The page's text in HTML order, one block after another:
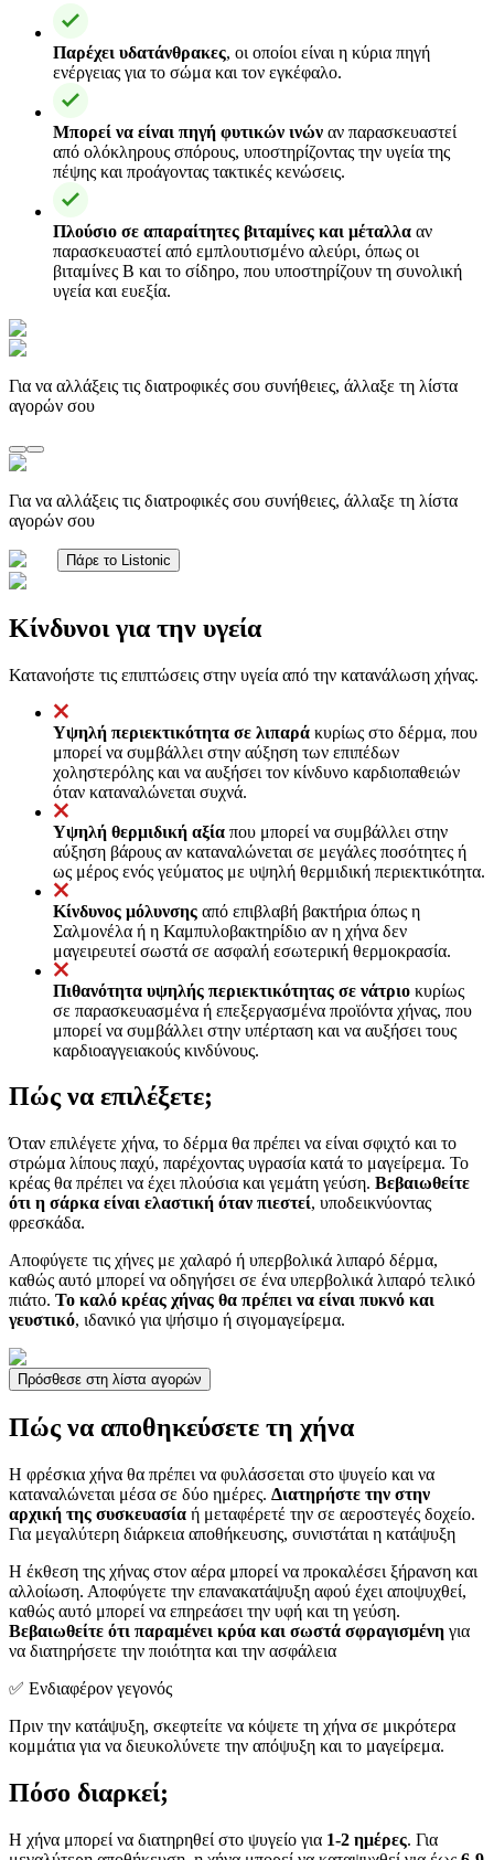
Παρέχει υδατάνθρακες, οι οποίοι είναι η κύρια πηγή
ενέργειας για το σώμα και τον εγκέφαλο.
Μπορεί να είναι πηγή φυτικών ινών αν παρασκευαστεί
από ολόκληρους σπόρους, υποστηρίζοντας την υγεία της
πέψης και προάγοντας τακτικές κενώσεις.
Πλούσιο σε απαραίτητες βιταμίνες και μέταλλα αν
παρασκευαστεί από εμπλουτισμένο αλεύρι, όπως οι
βιταμίνες B και το σίδηρο, που υποστηρίζουν τη συνολική
υγεία και ευεξία.
Για να αλλάξεις τις διατροφικές σου συνήθειες, άλλαξε τη λίστα
αγορών σου
Για να αλλάξεις τις διατροφικές σου συνήθειες, άλλαξε τη λίστα
αγορών σου
Πάρε το Listonic
Κίνδυνοι για την υγεία
Κατανοήστε τις επιπτώσεις στην υγεία από την κατανάλωση χήνας.
Υψηλή περιεκτικότητα σε λιπαρά κυρίως στο δέρμα, που
μπορεί να συμβάλλει στην αύξηση των επιπέδων
χοληστερόλης και να αυξήσει τον κίνδυνο καρδιοπαθειών
όταν καταναλώνεται συχνά.
Υψηλή θερμιδική αξία που μπορεί να συμβάλλει στην
αύξηση βάρους αν καταναλώνεται σε μεγάλες ποσότητες ή
ως μέρος ενός γεύματος με υψηλή θερμιδική περιεκτικότητα.
Κίνδυνος μόλυνσης από επιβλαβή βακτήρια όπως η
Σαλμονέλα ή η Καμπυλοβακτηρίδιο αν η χήνα δεν
μαγειρευτεί σωστά σε ασφαλή εσωτερική θερμοκρασία.
Πιθανότητα υψηλής περιεκτικότητας σε νάτριο κυρίως
σε παρασκευασμένα ή επεξεργασμένα προϊόντα χήνας, που
μπορεί να συμβάλλει στην υπέρταση και να αυξήσει τους
καρδιοαγγειακούς κινδύνους.
Πώς να επιλέξετε;
Όταν επιλέγετε χήνα, το δέρμα θα πρέπει να είναι σφιχτό και το
στρώμα λίπους παχύ, παρέχοντας υγρασία κατά το μαγείρεμα. Το
κρέας θα πρέπει να έχει πλούσια και γεμάτη γεύση. Βεβαιωθείτε
ότι η σάρκα είναι ελαστική όταν πιεστεί, υποδεικνύοντας
φρεσκάδα.
Αποφύγετε τις χήνες με χαλαρό ή υπερβολικά λιπαρό δέρμα,
καθώς αυτό μπορεί να οδηγήσει σε ένα υπερβολικά λιπαρό τελικό
πιάτο. Το καλό κρέας χήνας θα πρέπει να είναι πυκνό και
γευστικό, ιδανικό για ψήσιμο ή σιγομαγείρεμα.
Πρόσθεσε στη λίστα αγορών
Πώς να αποθηκεύσετε τη χήνα
Η φρέσκια χήνα θα πρέπει να φυλάσσεται στο ψυγείο και να
καταναλώνεται μέσα σε δύο ημέρες. Διατηρήστε την στην
αρχική της συσκευασία ή μεταφέρετέ την σε αεροστεγές δοχείο.
Για μεγαλύτερη διάρκεια αποθήκευσης, συνιστάται η κατάψυξη
Η έκθεση της χήνας στον αέρα μπορεί να προκαλέσει ξήρανση και
αλλοίωση. Αποφύγετε την επανακατάψυξη αφού έχει αποψυχθεί,
καθώς αυτό μπορεί να επηρεάσει την υφή και τη γεύση.
Βεβαιωθείτε ότι παραμένει κρύα και σωστά σφραγισμένη για
να διατηρήσετε την ποιότητα και την ασφάλεια
✅ Ενδιαφέρον γεγονός
Πριν την κατάψυξη, σκεφτείτε να κόψετε τη χήνα σε μικρότερα
κομμάτια για να διευκολύνετε την απόψυξη και το μαγείρεμα.
Πόσο διαρκεί;
Η χήνα μπορεί να διατηρηθεί στο ψυγείο για 1-2 ημέρες. Για